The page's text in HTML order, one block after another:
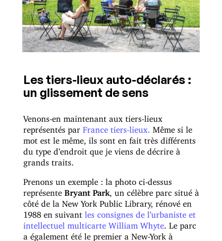
Les tiers-lieux auto-déclarés :
un glissement de sens
Venons-en maintenant aux tiers-lieux
représentés par France tiers-lieux.
Même si le
mot est le même, ils sont en fait très différents
du type d’endroit que je viens de décrire à
grands traits.
Prenons un exemple : la photo ci-dessus
représente Bryant Park, un célèbre parc situé à
côté de la New York Public Library, rénové en
1988 en suivant les consignes de l’urbaniste et
intellectuel multicarte William Whyte
. Le parc
a également été le premier a New-York à